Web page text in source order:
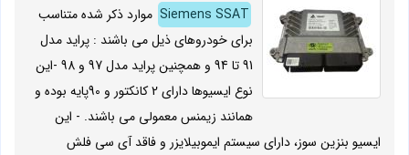
Siemens SSAT موارد ذکر شده متناسب
برای خودروهای ذیل می باشند : پراید مدل
91 تا 94 و همچنین پراید مدل 97 و 98 -این
نوع ایسیوها دارای 2 کانکتور و 90پایه بوده و
همانند زیمنس معمولی می باشند. - این
ایسیو بنزین سوز، دارای سیستم ایموبیلایزر و فاقد آی سی فلش